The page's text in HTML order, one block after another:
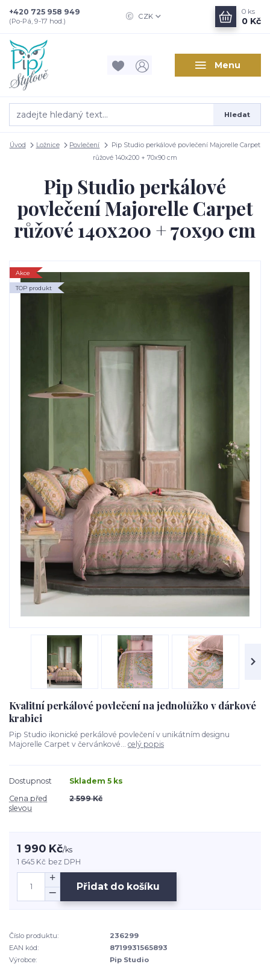
Menu
CZK
Hledat
+420 725 958 949
(Po-Pá, 9-17 hod.)
0 ks
0 Kč
Úvod Ložnice Povlečení
Pip Studio perkálové povlečení Majorelle Carpet
růžové 140x200 + 70x90 cm
Pip Studio perkálové
povlečení Majorelle Carpet
růžové 140x200 + 70x90 cm
Akce
TOP produkt
Kvalitní perkálové povlečení na jednolůžko v dárkové
krabici
Pip Studio ikonické perkálové povlečení v unikátním designu
Majorelle Carpet v červánkové... celý popis
Dostupnost
Skladem 5 ks
Cena před
slevou
2 599 Kč
1 990 Kč/ks
1 645 Kč bez DPH
Přidat do košíku
Číslo produktu:
236299
EAN kód:
8719931565893
Výrobce:
Pip Studio